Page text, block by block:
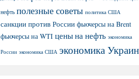
нефть полезные советы политика США
санкции против России фьючерсы на Brent
фьючерсы на WTI цены на нефть экономика
России экономика США экономика